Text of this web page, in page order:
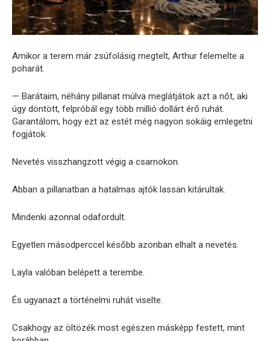
Amikor a terem már zsúfolásig megtelt, Arthur felemelte a
poharát.
— Barátaim, néhány pillanat múlva meglátjátok azt a nőt, aki
úgy döntött, felpróbál egy több millió dollárt érő ruhát.
Garantálom, hogy ezt az estét még nagyon sokáig emlegetni
fogjátok.
Nevetés visszhangzott végig a csarnokon.
Abban a pillanatban a hatalmas ajtók lassan kitárultak.
Mindenki azonnal odafordult.
Egyetlen másodperccel később azonban elhalt a nevetés.
Layla valóban belépett a terembe.
És ugyanazt a történelmi ruhát viselte.
Csakhogy az öltözék most egészen másképp festett, mint